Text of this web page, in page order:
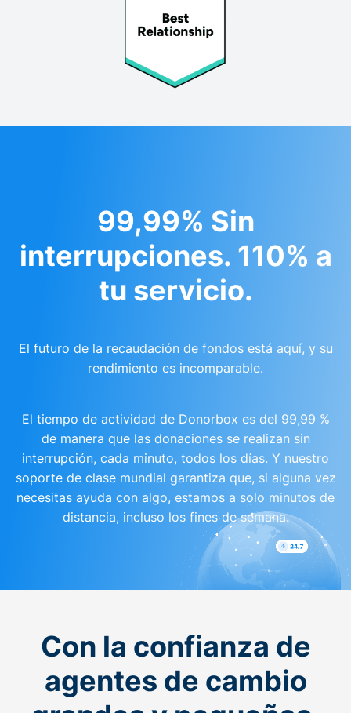
99,99% Sin
interrupciones. 110% a
tu servicio.
El futuro de la recaudación de fondos está aquí, y su
rendimiento es incomparable.
El tiempo de actividad de Donorbox es del 99,99 %
de manera que las donaciones se realizan sin
interrupción, cada minuto, todos los días. Y nuestro
soporte de clase mundial garantiza que, si alguna vez
necesitas ayuda con algo, estamos a solo minutos de
distancia, incluso los fines de semana.
Con la confianza de
agentes de cambio